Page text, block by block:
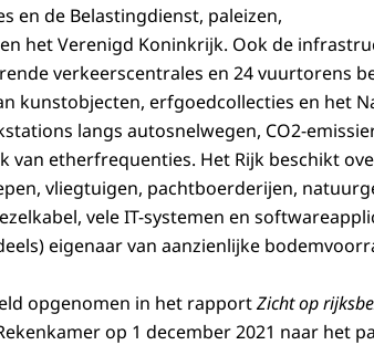
en de Belastingdienst, paleizen,
het Verenigd Koninkrijk. Ook de
verkeerscentrales en 24 vuurtorens
kunstobjecten, erfgoedcollecties en het
langs autosnelwegen, CO2-
etherfrequenties. Het Rijk beschikt
vliegtuigen, pachtboerderijen,
vele IT-systemen en
eigenaar van aanzienlijke
opgenomen in het rapportZicht op
op 1 december 2021 naar het